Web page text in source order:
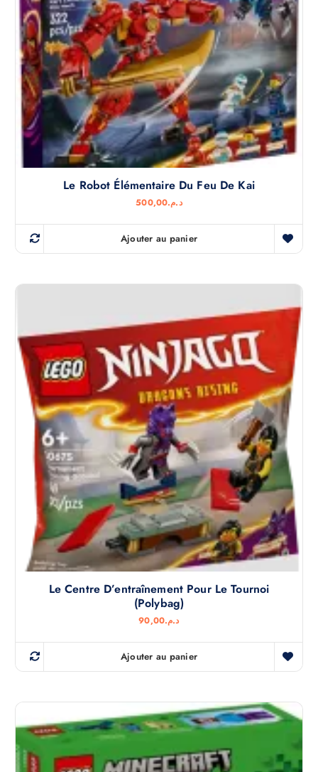
Le Robot Élémentaire Du Feu De Kai
د.م.500,00
Ajouter au panier
Le Centre D’entraînement Pour Le Tournoi
(Polybag)
د.م.90,00
Ajouter au panier